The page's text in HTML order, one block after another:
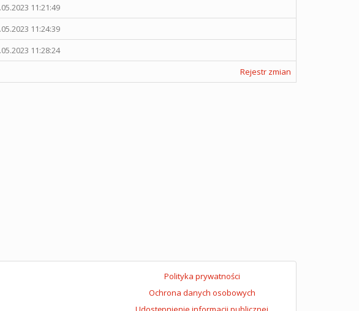
11:21:49
11:24:39
11:28:24
Rejestr zmian
Polityka prywatności
Ochrona danych osobowych